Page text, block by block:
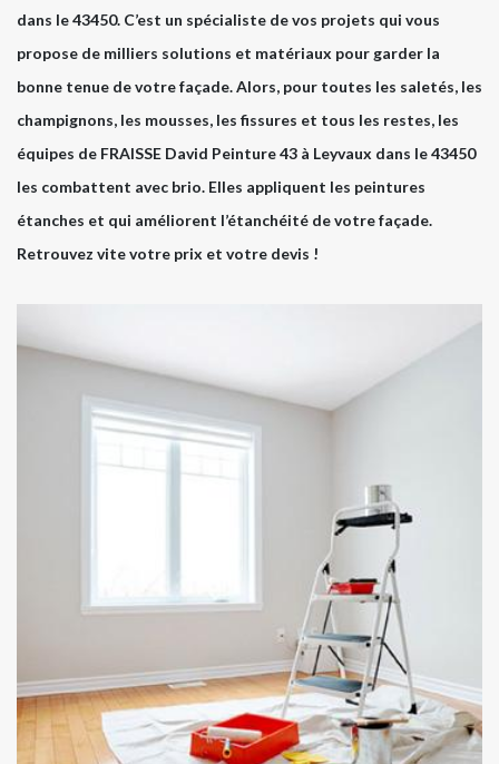
dans le 43450. C’est un spécialiste de vos projets qui vous
propose de milliers solutions et matériaux pour garder la
bonne tenue de votre façade. Alors, pour toutes les saletés, les
champignons, les mousses, les fissures et tous les restes, les
équipes de FRAISSE David Peinture 43 à Leyvaux dans le 43450
les combattent avec brio. Elles appliquent les peintures
étanches et qui améliorent l’étanchéité de votre façade.
Retrouvez vite votre prix et votre devis !